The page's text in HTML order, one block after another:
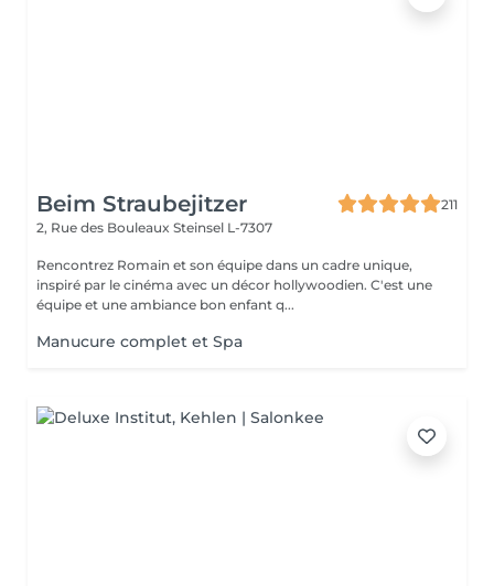
Beim Straubejitzer
211
2, Rue des Bouleaux Steinsel L-7307
Rencontrez Romain et son équipe dans un cadre unique,
inspiré par le cinéma avec un décor hollywoodien. C'est une
équipe et une ambiance bon enfant q...
Manucure complet et Spa